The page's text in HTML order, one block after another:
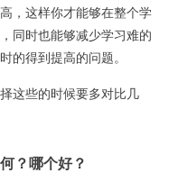
，这样你才能够在整个学
同时也能够减少学习难的
的得到提高的问题。
这些的时候要多对比几
？哪个好？